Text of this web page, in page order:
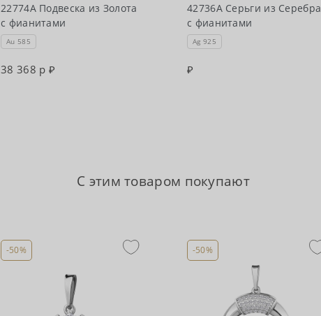
22774А Подвеска из Золота
с фианитами
Au 585
38 368 р
42736А Серьги из Серебра
с фианитами
Ag 925
С этим товаром покупают
-50% -50%